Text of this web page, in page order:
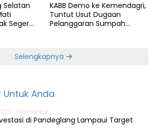
Selatan
Segera
KABB Demo ke Kemendagri,
Tuntut Usut Dugaan
Pelanggaran Sumpah
Selengkapnya
Untuk Anda
1 Komentar
di Pandeglang Lampaui Target